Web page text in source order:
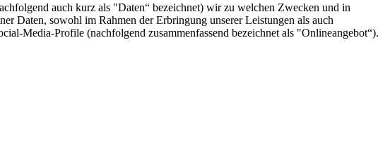
auch kurz als "Daten“ bezeichnet) wir zu welchen Zwecken und in
Daten, sowohl im Rahmen der Erbringung unserer Leistungen als auch
Media-Profile (nachfolgend zusammenfassend bezeichnet als "Onlineangebot“).